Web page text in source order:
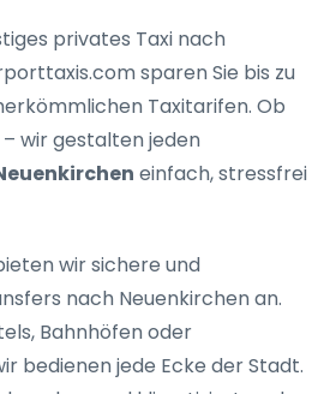
privates Taxi nach
sparen Sie bis zu
Taxitarifen. Ob
wir gestalten jeden
einfach, stressfrei
wirsichere und
nach Neuenkirchenan.
Bahnhöfen oder
bedienen jede Ecke der Stadt.